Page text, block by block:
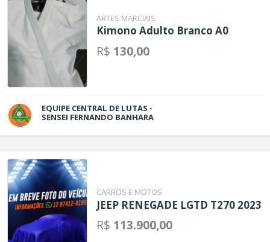
ARTES MARCIAIS
Kimono Adulto Branco A0
R$ 130,00
EQUIPE CENTRAL DE LUTAS -
SENSEI FERNANDO BANHARA
CARROS E MOTOS
JEEP RENEGADE LGTD T270 2023
R$ 113.900,00